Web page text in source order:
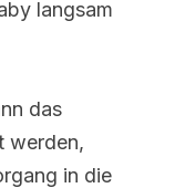
langsam
das
werden,
in die